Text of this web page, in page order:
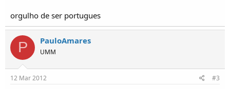
s
orgulho de ser portugues
P PauloAmares
UMM
12 Mar 2012 #3